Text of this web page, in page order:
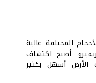
المختلفة عالية
أصبح اكتشاف
الأرض أسهل بكثير